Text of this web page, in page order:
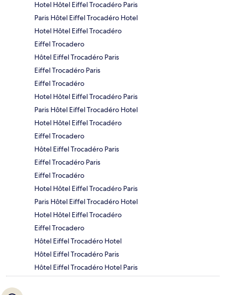
Hotel Hôtel Eiffel Trocadéro Paris
Paris Hôtel Eiffel Trocadéro Hotel
Hotel Hôtel Eiffel Trocadéro
Eiffel Trocadero
Hôtel Eiffel Trocadéro Paris
Eiffel Trocadéro Paris
Eiffel Trocadéro
Hotel Hôtel Eiffel Trocadéro Paris
Paris Hôtel Eiffel Trocadéro Hotel
Hotel Hôtel Eiffel Trocadéro
Eiffel Trocadero
Hôtel Eiffel Trocadéro Paris
Eiffel Trocadéro Paris
Eiffel Trocadéro
Hotel Hôtel Eiffel Trocadéro Paris
Paris Hôtel Eiffel Trocadéro Hotel
Hotel Hôtel Eiffel Trocadéro
Eiffel Trocadero
Hôtel Eiffel Trocadéro Hotel
Hôtel Eiffel Trocadéro Paris
Hôtel Eiffel Trocadéro Hotel Paris